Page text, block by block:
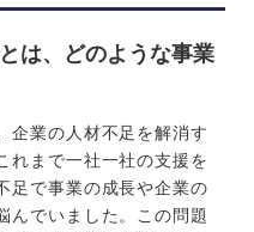
は、どのような事業
業の人材不足を解消す
れまで一社一社の支援を
足で事業の成長や企業の
んでいました。この問題